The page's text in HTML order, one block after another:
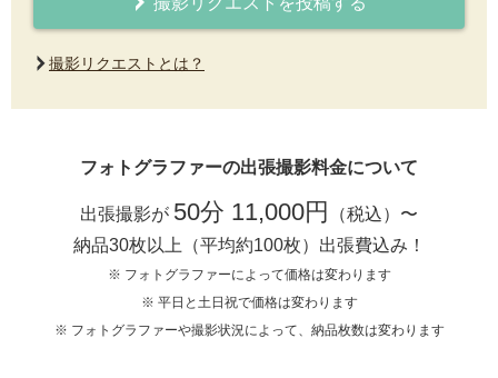
撮影リクエストとは？
フォトグラファーの出張撮影料金について
出張撮影が 50分 11,000円
（税込）〜
納品30枚以上（平均約100枚）出張費込み！
※ フォトグラファーによって価格は変わります
※ 平日と土日祝で価格は変わります
※ フォトグラファーや撮影状況によって、納品枚数は変わります